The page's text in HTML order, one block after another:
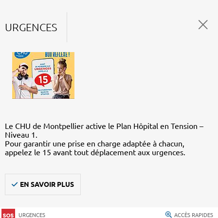
URGENCES
Le CHU de Montpellier active le Plan Hôpital en Tension –
Niveau 1.
Pour garantir une prise en charge adaptée à chacun,
appelez le 15 avant tout déplacement aux urgences.
EN SAVOIR PLUS
URGENCES ACCÈS RAPIDES